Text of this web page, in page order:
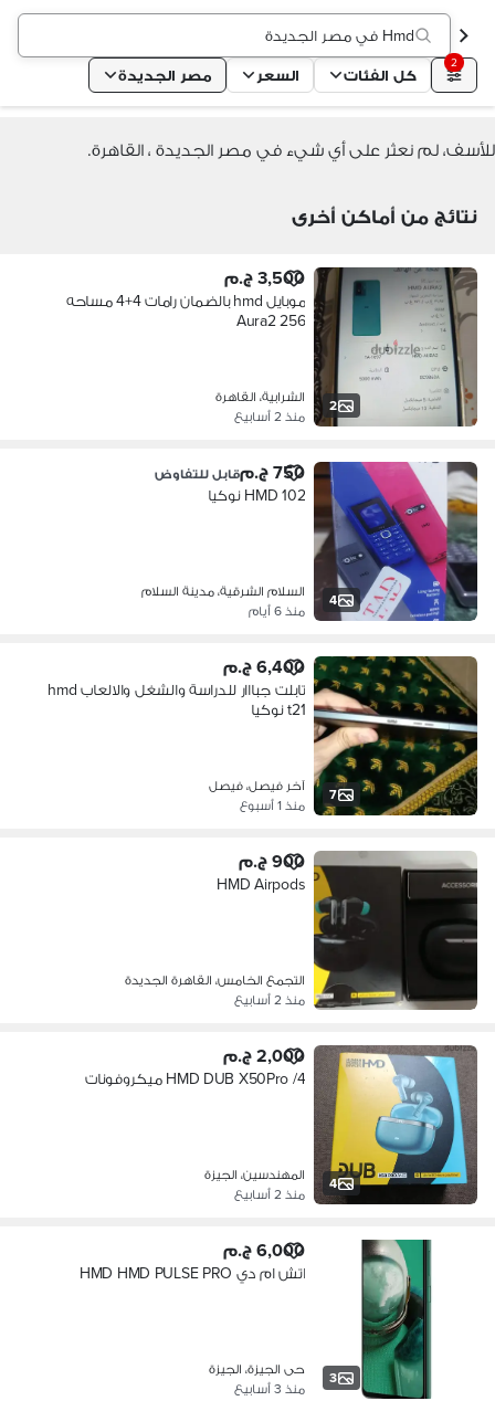
Hmd في مصر الجديدة
2
كل الفئات السعر مصر الجديدة
للأسف، لم نعثر على أي شيء في مصر الجديدة ، القاهرة.
نتائج من أماكن أخرى
2
3,500 ج.م
موبايل hmd بالضمان رامات 4+4 مساحه
256 Aura2
الشرابية، القاهرة
منذ 2 أسابيع
4
750 ج.م قابل للتفاوض
HMD 102 نوكيا
السلام الشرقية، مدينة السلام
منذ 6 أيام
7
6,400 ج.م
تابلت جبااار للدراسة والشغل والالعاب hmd
t21 نوكيا
آخر فيصل، فيصل
منذ 1 أسبوع
900 ج.م
HMD Airpods
التجمع الخامس، القاهرة الجديدة
منذ 2 أسابيع
4
2,000 ج.م
HMD DUB X50Pro /4 ميكروفونات
المهندسين، الجيزة
منذ 2 أسابيع
3
6,000 ج.م
اتش ام دي HMD HMD PULSE PRO
حى الجيزة، الجيزة
منذ 3 أسابيع